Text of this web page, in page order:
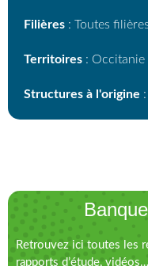
Filières : Toutes
Territoires : Occitanie
Structures à l'origine
Retrouvez ici toutes les
rapports d’étude,